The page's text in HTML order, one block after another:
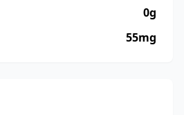
0g
55mg